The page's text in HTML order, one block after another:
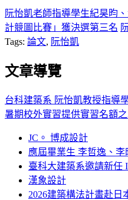
阮怡凱老師指導學生紀昊昀
計競圖比賽」獲決選第三名
Tags: 論文, 阮怡凱
文章導覽
台科建築系 阮怡凱教授指導
暑期校外實習提供實習名額
JC。 博成設計
應屆畢業生 李哲逸、
臺科大建築系邀請新任
漢象設計
2026建築構法計畫赴日